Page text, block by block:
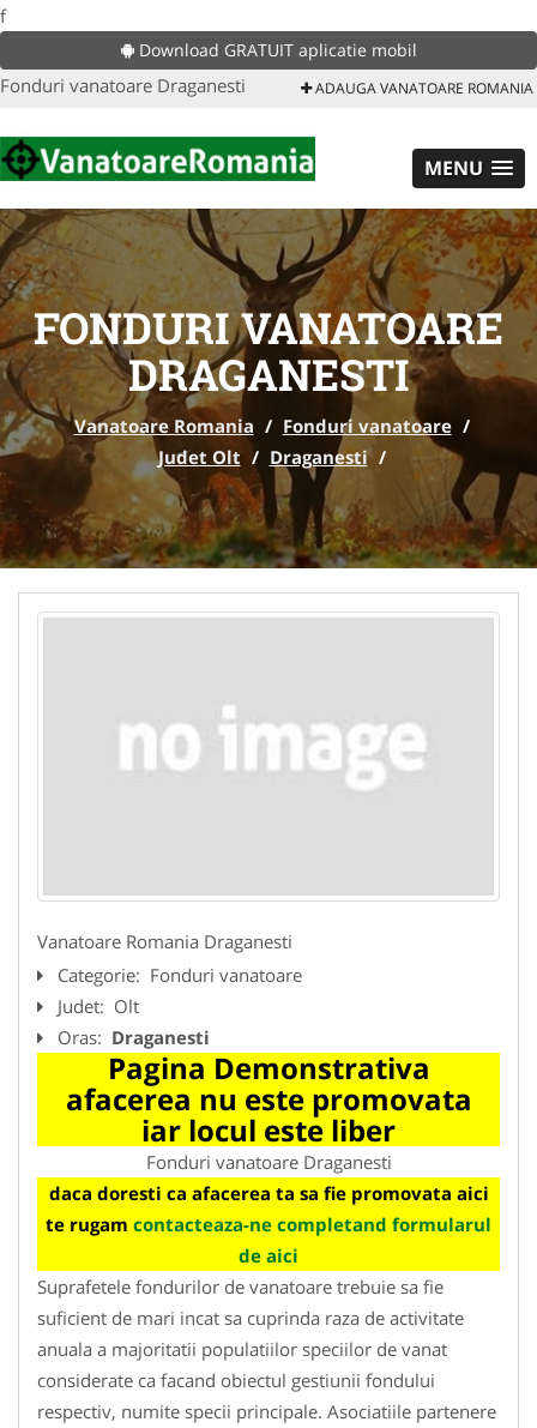
f
Download GRATUIT aplicatie mobil
Fonduri vanatoare Draganesti ADAUGA VANATOARE ROMANIA
MENU
FONDURI VANATOARE
DRAGANESTI
Vanatoare Romania / Fonduri vanatoare /
Judet Olt / Draganesti /
Vanatoare Romania Draganesti
Categorie: Fonduri vanatoare
Judet: Olt
Oras: Draganesti
Pagina Demonstrativa
afacerea nu este promovata
iar locul este liber
Fonduri vanatoare Draganesti
daca doresti ca afacerea ta sa fie promovata aici
te rugam contacteaza-ne completand formularul
de aici
Suprafetele fondurilor de vanatoare trebuie sa fie
suficient de mari incat sa cuprinda raza de activitate
anuala a majoritatii populatiilor speciilor de vanat
considerate ca facand obiectul gestiunii fondului
respectiv, numite specii principale. Asociatiile partenere